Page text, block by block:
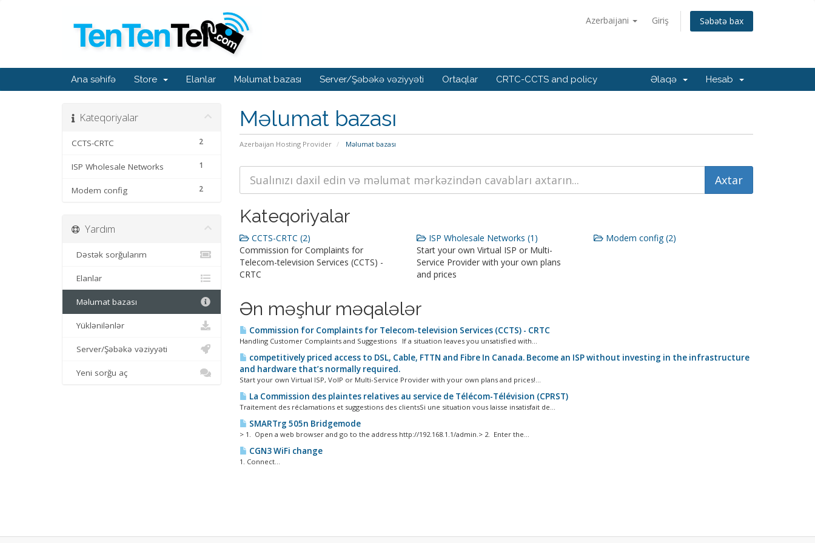
Azerbaijani Giriş Səbətə bax
Ana səhifə Store Elanlar Məlumat bazası Server/Şəbəkə vəziyyəti Ortaqlar CRTC-CCTS and policy Əlaqə Hesab
Məlumat bazası
Azerbaijan Hosting Provider Məlumat bazası
Kateqoriyalar
2
CCTS-CRTC
1
ISP Wholesale Networks
2
Modem config
Kateqoriyalar
CCTS-CRTC (2)
Commission for Complaints for
Telecom-television Services (CCTS) -
CRTC
ISP Wholesale Networks (1)
Start your own Virtual ISP or Multi-
Service Provider with your own plans
and prices
Modem config (2)
Ən məşhur məqalələr
Commission for Complaints for Telecom-television Services (CCTS) - CRTC
Handling Customer Complaints and Suggestions If a situation leaves you unsatisfied with...
competitively priced access to DSL, Cable, FTTN and Fibre In Canada. Become an ISP without investing in the infrastructure
and hardware that’s normally required.
Start your own Virtual ISP, VoIP or Multi-Service Provider with your own plans and prices!...
La Commission des plaintes relatives au service de Télécom-Télévision (CPRST)
Traitement des réclamations et suggestions des clientsSi une situation vous laisse insatisfait de...
SMARTrg 505n Bridgemode
> 1. Open a web browser and go to the address http://192.168.1.1/admin.> 2. Enter the...
CGN3 WiFi change
1. Connect...
Yardım
Dəstək sorğularım
Elanlar
Məlumat bazası
Yüklənilənlər
Server/Şəbəkə vəziyyəti
Yeni sorğu aç